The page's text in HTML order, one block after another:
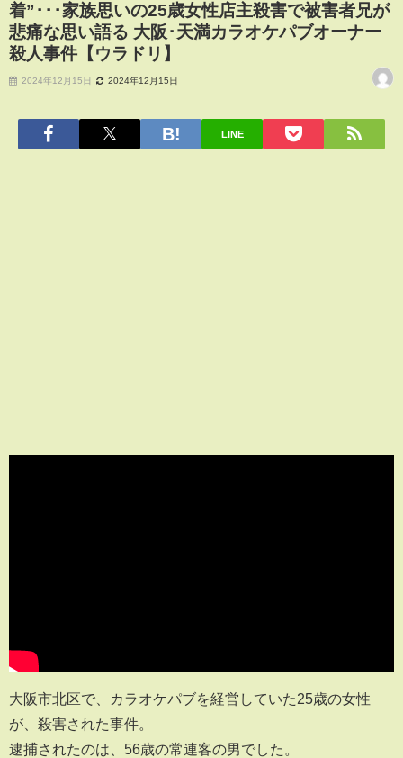
着”･･･家族思いの25歳女性店主殺害で被害者兄が
悲痛な思い語る 大阪･天満カラオケパブオーナー
殺人事件【ウラドリ】
2024年12月15日 2024年12月15日
LINE
大阪市北区で、カラオケパブを経営していた25歳の女性
が、殺害された事件。
逮捕されたのは、56歳の常連客の男でした。